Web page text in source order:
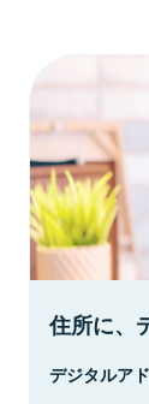
住所に、
デジタルア